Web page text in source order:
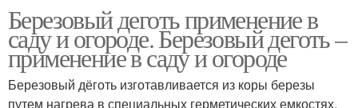
Березовый деготь применение в
саду и огороде. Березовый деготь –
применение в саду и огороде
Березовый дёготь изготавливается из коры березы
путем нагрева в специальных герметических емкостях.